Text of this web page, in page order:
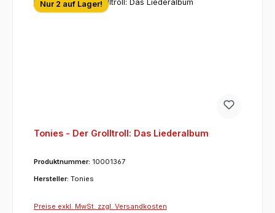
Nur 2 auf Lager!
Tonies - Der Grolltroll: Das Liederalbum
Produktnummer: 10001367
Hersteller: Tonies
Preise exkl. MwSt. zzgl. Versandkosten